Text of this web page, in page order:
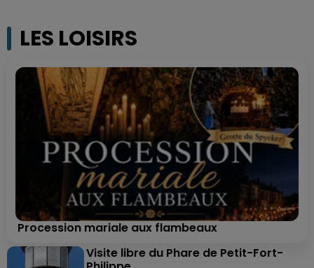
LES LOISIRS
Procession mariale aux flambeaux
Visite libre du Phare de Petit-Fort-